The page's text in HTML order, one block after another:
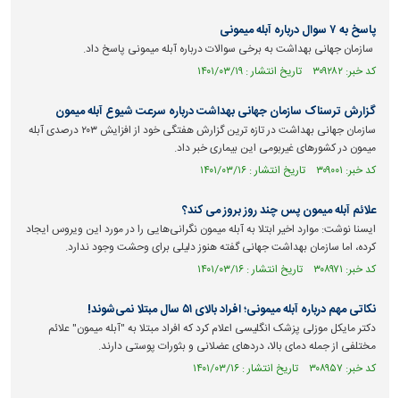
پاسخ به ۷ سوال درباره آبله میمونی
سازمان جهانی بهداشت به برخی سوالات درباره آبله میمونی پاسخ داد.
کد خبر: ۳۰۹۲۸۲ تاریخ انتشار : ۱۴۰۱/۰۳/۱۹
گزارش ترسناک سازمان جهانی بهداشت درباره سرعت شیوع آبله میمون
سازمان جهانی بهداشت در تازه ترین گزارش هفتگی خود از افزایش ۲۰۳ درصدی آبله
میمون در کشورهای غیربومی این بیماری خبر داد.
کد خبر: ۳۰۹۰۰۱ تاریخ انتشار : ۱۴۰۱/۰۳/۱۶
علائم آبله میمون پس چند روز بروز می کند؟
ایسنا نوشت: موارد اخیر ابتلا به آبله میمون نگرانی‌هایی را در مورد این ویروس ایجاد
کرده، اما سازمان بهداشت جهانی گفته هنوز دلیلی برای وحشت وجود ندارد.
کد خبر: ۳۰۸۹۷۱ تاریخ انتشار : ۱۴۰۱/۰۳/۱۶
نکاتی مهم درباره آبله میمونی؛ افراد بالای ۵۱ سال مبتلا نمی‌شوند!
دکتر مایکل موزلی پزشک انگلیسی اعلام کرد که افراد مبتلا به "آبله میمون" علائم
مختلفی از جمله دمای بالا، درد‌های عضلانی و بثورات پوستی دارند.
کد خبر: ۳۰۸۹۵۷ تاریخ انتشار : ۱۴۰۱/۰۳/۱۶